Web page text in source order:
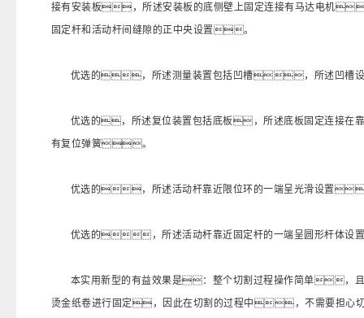
接有安装板，所述安装板的底侧壁上固定连接有马达电机
固定杆和活动杆间缝隙的正中央设置。
优选的，所述测量装置包括凹槽，所述凹槽设
优选的，所述复位装置包括底板，所述底板固定连接在
有复位弹簧。
优选的，所述活动杆靠近限位环的一端呈光滑设置
优选的，所述活动杆靠近固定杆的一端呈圆形杆体设
本实用新型的有益效果是：整个切割过程操作简单，
烫金纸卷进行固定，因此在切割的过程中，不需要担心